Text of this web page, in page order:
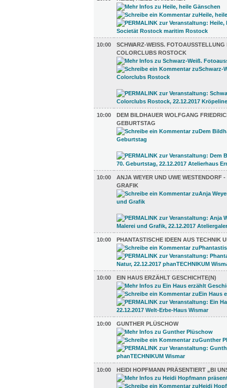
10:00
SCHWARZ-WEISS. FOTOAUSSTELLUNG
OLORCLUBS ROSTOCK
10:00
DEM BILDHAUER WOLFGANG
GEBURTSTAG
10:00
ANJA WEYER UND UWE WESTENDORF
GRAFIK
10:00 PHANTASTISCHE IDEEN AUS TECHNIK
10:00 EIN HAUS ERZÄHLT GESCHICHTE(N)
10:00 GUNTHER PLÜSCHOW
10:00 HEIDI HOPFMANN PRÄSENTIERT „BI